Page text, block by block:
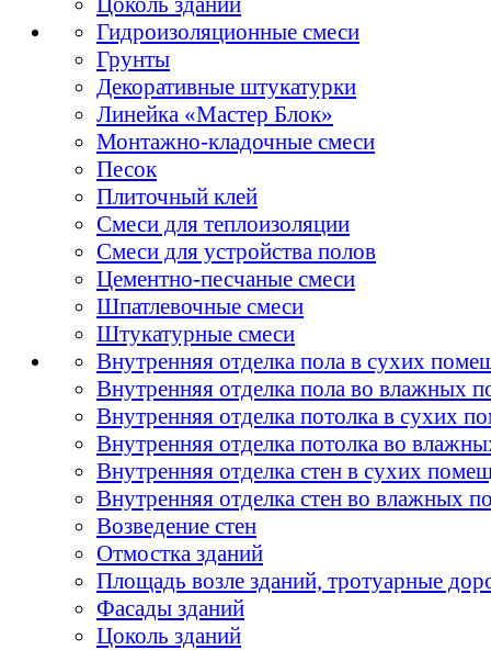
Гидроизоляционные смеси
Грунты
Декоративные штукатурки
Линейка «Мастер Блок»
Монтажно-кладочные смеси
Песок
Плиточный клей
Смеси для теплоизоляции
Смеси для устройства полов
Цементно-песчаные смеси
Шпатлевочные смеси
Штукатурные смеси
Внутренняя отделка пола в сухих
Внутренняя отделка пола во влажных
Внутренняя отделка потолка в сухих
Внутренняя отделка потолка во
Внутренняя отделка стен в сухих
Внутренняя отделка стен во влажных
Возведение стен
Отмостка зданий
Площадь возле зданий, тротуарные
Фасады зданий
Цоколь зданий